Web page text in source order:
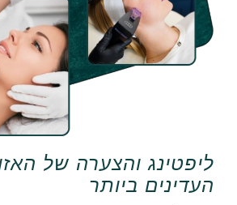
ליפטינג והצערה של
העדינים ביותר